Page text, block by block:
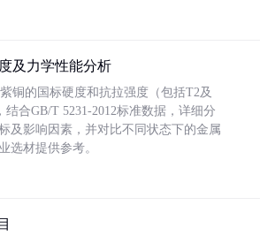
及力学性能分析
铜的国标硬度和抗拉强度（包括T2及
结合GB/T 5231-2012标准数据，详细分
及影响因素，并对比不同状态下的金属
选材提供参考。